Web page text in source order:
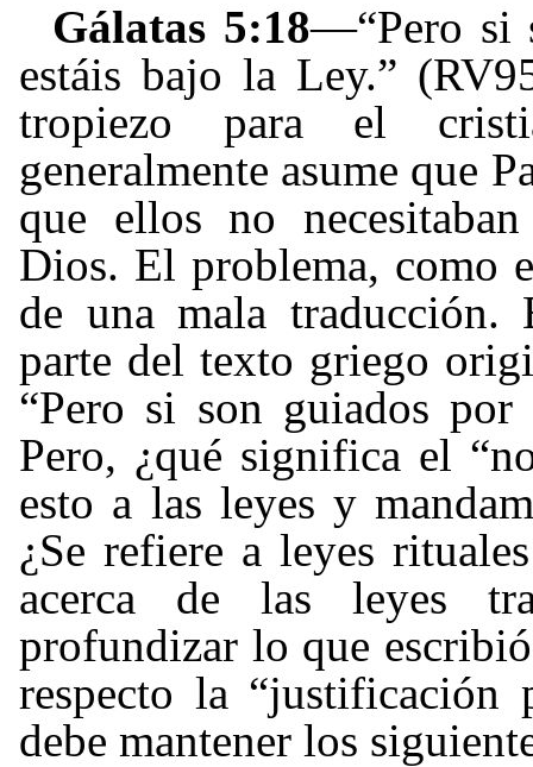
Gálatas 5:18—“Pero si
estáis bajo la Ley.”
tropiezo para el
generalmente asume que
que ellos no
Dios. El problema, como
de una mala
parte del texto griego
“Pero si son guiados
Pero, ¿qué significa el
esto a las leyes y
¿Se refiere a leyes
acerca de las leyes
profundizar lo que
respecto la “justificación
debe mantener los